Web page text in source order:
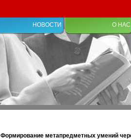
НОВОСТИ О НАС
Формирование метапредметных умений